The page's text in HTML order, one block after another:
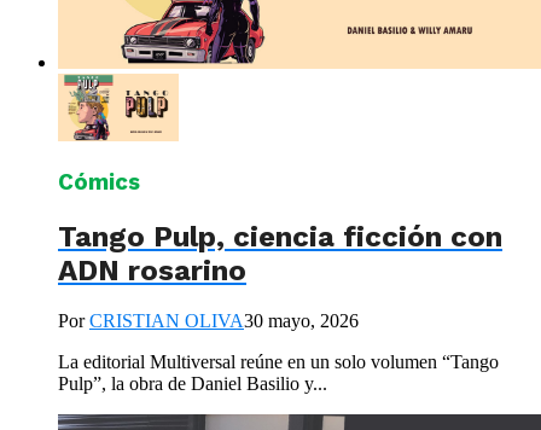
Cómics
Tango Pulp, ciencia ficción con
ADN rosarino
PorCRISTIAN OLIVA30 mayo, 2026
La editorial Multiversal reúne en un solo volumen “Tango
Pulp”, la obra de Daniel Basilio y...